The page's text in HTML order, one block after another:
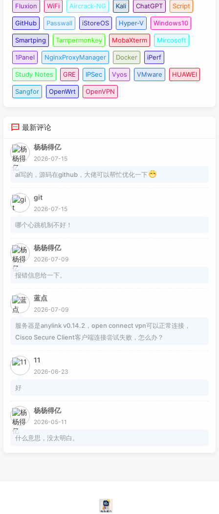
Fluxion WiFi Aircrack-NG Kali ChatGPT Script
GitHub Passwall iStoreOS Hyper-V Windows10
Smartping Tampermonkey MobaXterm Mircosoft
1Panel NginxProxyManager Docker iPerf
Study Notes GRE IPSec Vyos VMware HUAWEI
Sangfor OpenWrt OpenVPN
最新评论
杨杨得亿
2026-07-15
ai写的，源码在github，大佬可以帮忙优化一下
git
2026-07-15
哪个心跳机制不好！
杨杨得亿
2026-07-09
报错信息给一下。
蓝点
2026-07-09
服务器是anylink v0.14.2，open connect vpn可以正常连接，
Cisco Secure Client客户端连接尝试失败，怎么办？
11
2026-06-23
好
杨杨得亿
2026-05-11
什么意思，没太明白。